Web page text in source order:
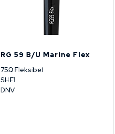
RG 59 B/U Marine Flex
75Ω Fleksibel
SHF1
DNV